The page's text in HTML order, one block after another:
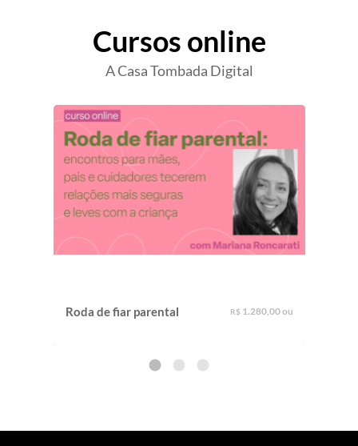
Cursos online
A Casa Tombada Digital
Roda de fiar parental R$ 1.280,00 ou